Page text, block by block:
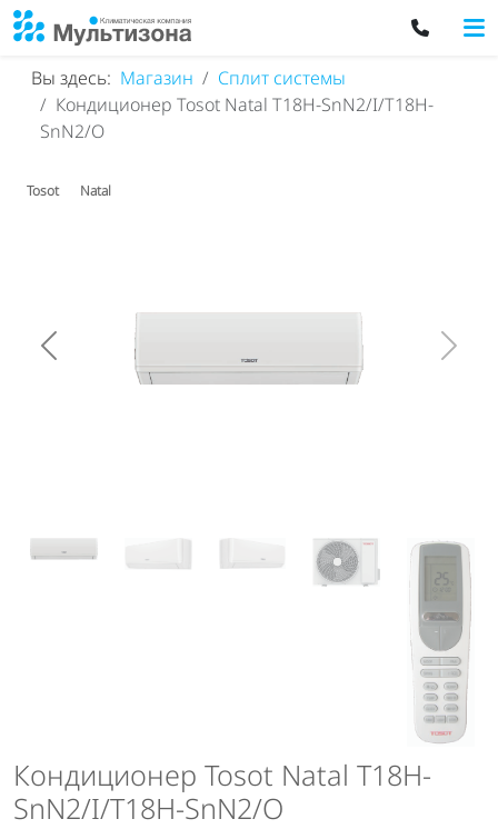
Вы здесь: Магазин
Сплит системы
Кондиционер Tosot Natal T18H-SnN2/I/T18H-
SnN2/O
Tosot Natal
Кондиционер Tosot Natal T18H-
SnN2/I/T18H-SnN2/O